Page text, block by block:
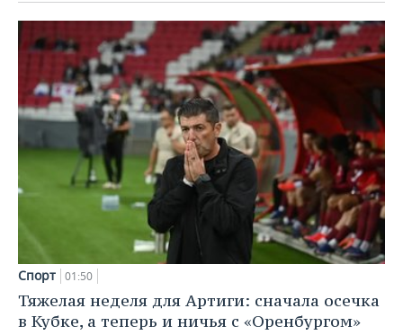
Спорт 01:50
Тяжелая неделя для Артиги: сначала осечка
в Кубке, а теперь и ничья с «Оренбургом»